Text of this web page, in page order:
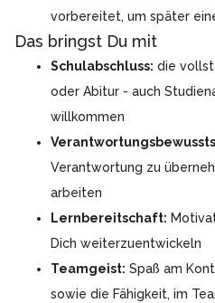
vorbereitet, um später
Das bringst Du mit
Schulabschluss: die
oder Abitur - auch
willkommen
Verantwortung zu
arbeiten
Lernbereitschaft:
Dich weiterzuentwickeln
Teamgeist: Spaß am
sowie die Fähigkeit, im